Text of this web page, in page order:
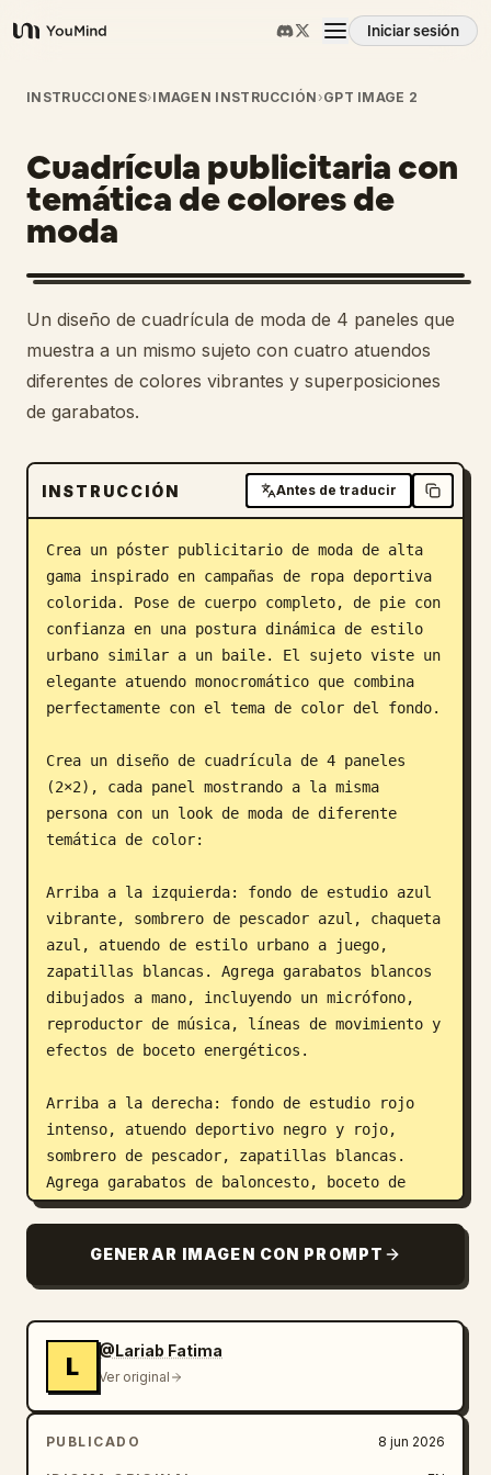
YouMind
Iniciar sesión
Resumen
Casos de uso
Habilidades
Prompts
Precios
Blog
Actualizaciones
INSTRUCCIONES›IMAGEN INSTRUCCIÓN ›GPT IMAGE 2
Cuadrícula publicitaria con
temática de colores de
moda
Un diseño de cuadrícula de moda de 4 paneles que
muestra a un mismo sujeto con cuatro atuendos
diferentes de colores vibrantes y superposiciones
de garabatos.
INSTRUCCIÓN Antes de traducir
Crea un póster publicitario de moda de alta
gama inspirado en campañas de ropa deportiva
colorida. Pose de cuerpo completo, de pie con
confianza en una postura dinámica de estilo
urbano similar a un baile. El sujeto viste un
elegante atuendo monocromático que combina
perfectamente con el tema de color del fondo.
Crea un diseño de cuadrícula de 4 paneles
(2×2), cada panel mostrando a la misma
persona con un look de moda de diferente
temática de color:
Arriba a la izquierda: fondo de estudio azul
vibrante, sombrero de pescador azul, chaqueta
azul, atuendo de estilo urbano a juego,
zapatillas blancas. Agrega garabatos blancos
dibujados a mano, incluyendo un micrófono,
reproductor de música, líneas de movimiento y
efectos de boceto energéticos.
Arriba a la derecha: fondo de estudio rojo
intenso, atuendo deportivo negro y rojo,
sombrero de pescador, zapatillas blancas.
Agrega garabatos de baloncesto, boceto de
cronómetro, estelas de movimiento curvas y
Abajo a la izquierda: fondo de estudio
amarillo, chaqueta amarilla, atuendo de moda
formas líquidas fluidas, líneas de velocidad,
patrones geométricos y acentos energéticos al
estilo cómic.
GENERAR IMAGEN CON PROMPT
L
@Lariab Fatima‎
Ver original
PUBLICADO 8 jun 2026